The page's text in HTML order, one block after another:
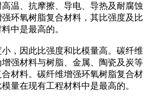
温、抗摩擦、导电、导热及耐腐蚀
环氧树脂复合材料，其比强度及比
中是最高的。
因此比强度和比模量高。碳纤维
强材料与树脂、金属、陶瓷及炭等
材料。碳纤维增强环氧树脂复合材
量在现有工程材料中是最高的。